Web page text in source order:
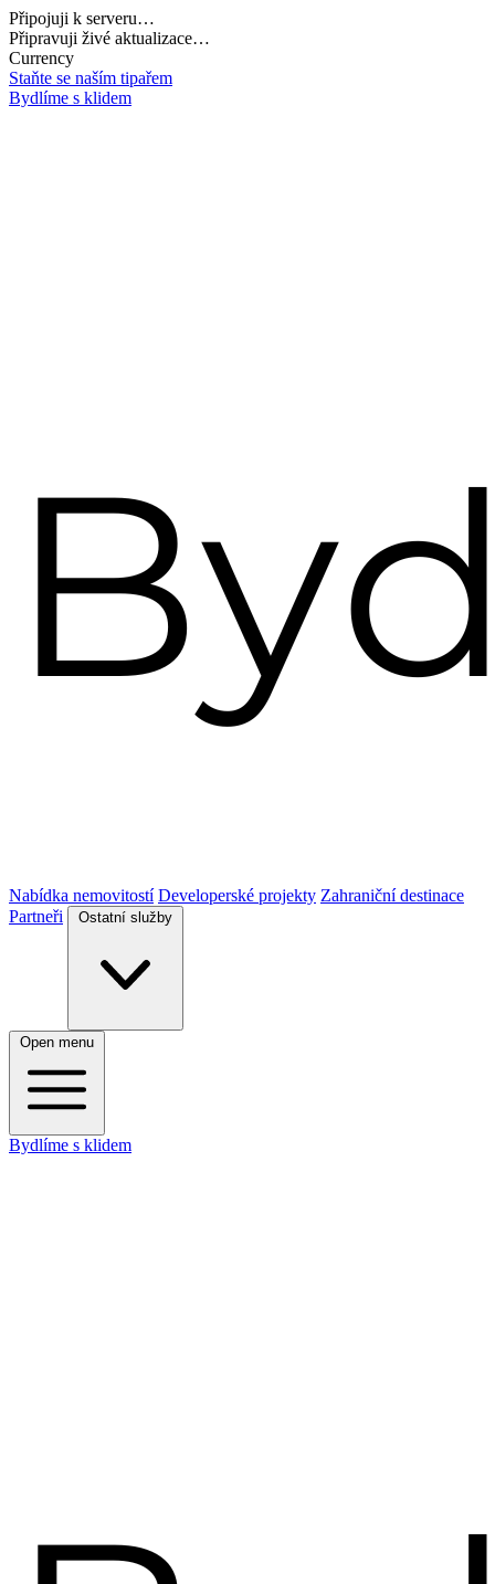
Připojuji k serveru…
Načítám potřebná data…
Currency
Staňte se naším tipařem
Bydlíme s klidem
Nabídka nemovitostí Developerské projekty Zahraniční destinace
Partneři
Ostatní služby
Open menu
Bydlíme s klidem